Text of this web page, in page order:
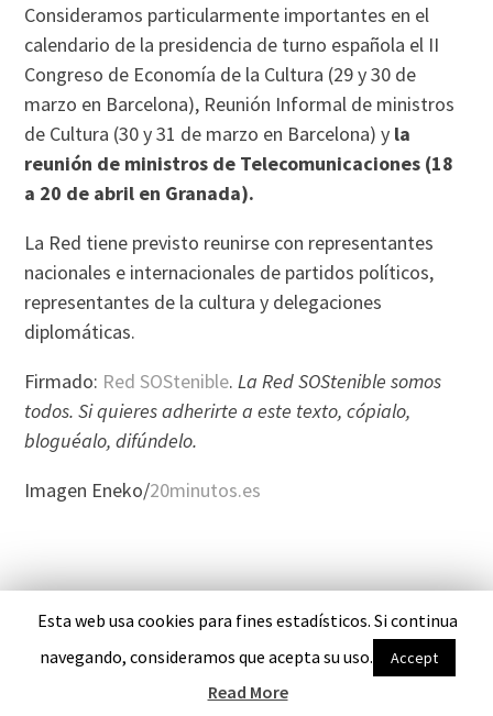
Consideramos particularmente importantes en el
calendario de la presidencia de turno española el II
Congreso de Economí­a de la Cultura (29 y 30 de
marzo en Barcelona), Reunión Informal de ministros
de Cultura (30 y 31 de marzo en Barcelona) y la
reunión de ministros de Telecomunicaciones (18
a 20 de abril en Granada).
La Red tiene previsto reunirse con representantes
nacionales e internacionales de partidos polí­ticos,
representantes de la cultura y delegaciones
diplomáticas.
Firmado: Red SOStenible.La Red SOStenible somos
todos. Si quieres adherirte a este texto, cópialo,
bloguéalo, difúndelo.
Imagen Eneko/20minutos.es
PROUDLY POWERED BY WORDPRESS
Esta web usa cookies para fines estadísticos. Si continua
navegando, consideramos que acepta su uso.
Accept
Read More